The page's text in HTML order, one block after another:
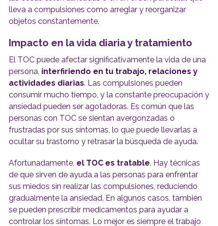
lleva a compulsiones como arreglar y reorganizar
objetos constantemente.
Impacto en la vida diaria y tratamiento
El TOC puede afectar significativamente la vida de una
persona, interfiriendo en tu trabajo, relaciones y
actividades diarias. Las compulsiones pueden
consumir mucho tiempo, y la constante preocupación y
ansiedad pueden ser agotadoras. Es común que las
personas con TOC se sientan avergonzadas o
frustradas por sus síntomas, lo que puede llevarlas a
ocultar su trastorno y retrasar la búsqueda de ayuda.
Afortunadamente, el TOC es tratable. Hay técnicas
de que sirven de ayuda a las personas para enfrentar
sus miedos sin realizar las compulsiones, reduciendo
gradualmente la ansiedad. En algunos casos, también
se pueden prescribir medicamentos para ayudar a
controlar los síntomas. Lo mejor es siempre el trabajo